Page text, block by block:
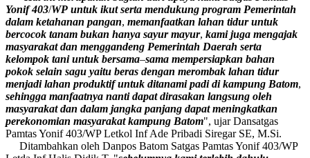
Yonif 403/WP untuk ikut serta mendukung program Pemerintah
dalam ketahanan pangan, memanfaatkan lahan tidur untuk
bercocok tanam bukan hanya sayur mayur, kami juga mengajak
masyarakat dan menggandeng Pemerintah Daerah serta
kelompok tani untuk bersama–sama mempersiapkan bahan
pokok selain sagu yaitu beras dengan merombak lahan tidur
menjadi lahan produktif untuk ditanami padi di kampung Batom,
sehingga manfaatnya nanti dapat dirasakan langsung oleh
masyarakat dan dalam jangka panjang dapat meningkatkan
perekonomian masyarakat kampung Batom", ujar Dansatgas
Pamtas Yonif 403/WP Letkol Inf Ade Pribadi Siregar SE, M.Si.
Ditambahkan oleh Danpos Batom Satgas Pamtas Yonif 403/WP